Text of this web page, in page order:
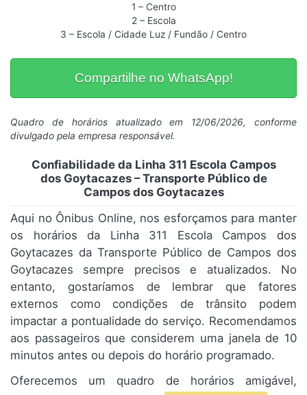
1 – Centro
2 – Escola
3 – Escola / Cidade Luz / Fundão / Centro
Compartilhe no WhatsApp!
Quadro de horários atualizado em 12/06/2026, conforme
divulgado pela empresa responsável.
Confiabilidade da Linha 311 Escola Campos
dos Goytacazes – Transporte Público de
Campos dos Goytacazes
Aqui no Ônibus Online, nos esforçamos para manter
os horários da Linha 311 Escola Campos dos
Goytacazes da Transporte Público de Campos dos
Goytacazes sempre precisos e atualizados. No
entanto, gostaríamos de lembrar que fatores
externos como condições de trânsito podem
impactar a pontualidade do serviço. Recomendamos
aos passageiros que considerem uma janela de 10
minutos antes ou depois do horário programado.
Oferecemos um quadro de horários amigável,